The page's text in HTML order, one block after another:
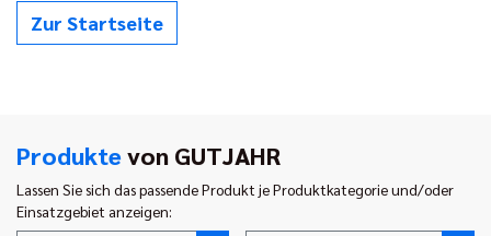
Zur Startseite
Produktevon GUTJAHR
Lassen Sie sich das passende Produkt je Produktkategorie und/oder
Einsatzgebiet anzeigen: